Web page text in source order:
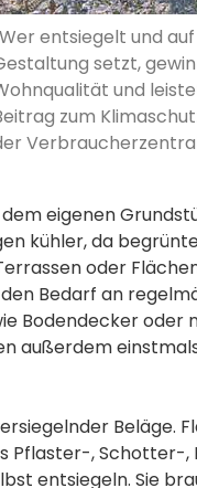
entsiegelt und
setzt,
und
zum
eigenen
kühler, da
oder
Bedarf an
Bodendecker oder
außerdem
Beläge.
Pflaster-, Schotter-
entsiegeln. Sie